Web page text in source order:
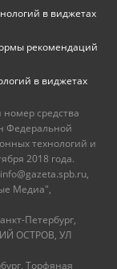
в виджетах
рекомендаций
в виджетах
средства
Федеральной
технологий и
2018 года.
Медиа",
Петербург,
ОСТРОВ, УЛ
Торфяная